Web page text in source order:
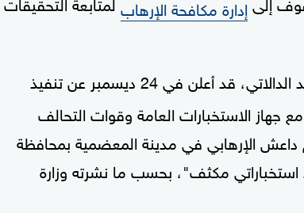
إدارة مكافحة الإرهاب
أحمد الدالاتي، قد أعلن في 24 ديسمبر عن تنفيذ
جهاز الاستخبارات العامة وقوات التحالف
داعش الإرهابي في مدينة المعضمية بمحافظة
مكثف"، بحسب ما نشرته وزارة